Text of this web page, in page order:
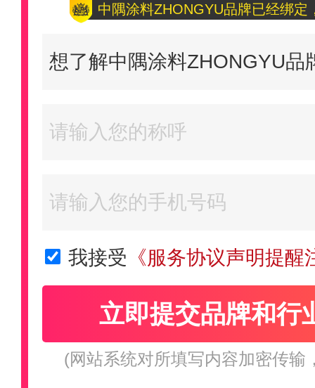
中隅涂料ZHONGYU品牌已经绑定
我接受 《服务协议声明提醒
立即提交品牌和行
(网站系统对所填写内容加密传输